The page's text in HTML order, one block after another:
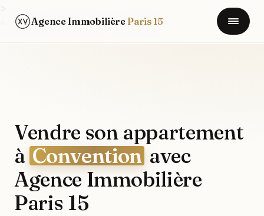
Agence Immobilière Paris 15
Accueil / Quartiers Paris 15 / Convention
Vendre son appartement
àConvention avec
Agence Immobilière
Paris 15